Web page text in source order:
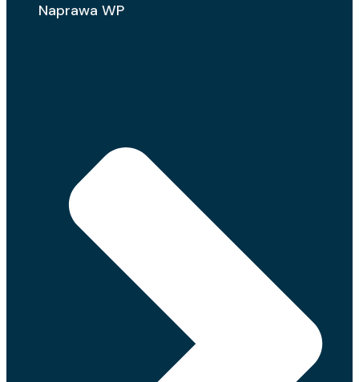
Naprawa WP